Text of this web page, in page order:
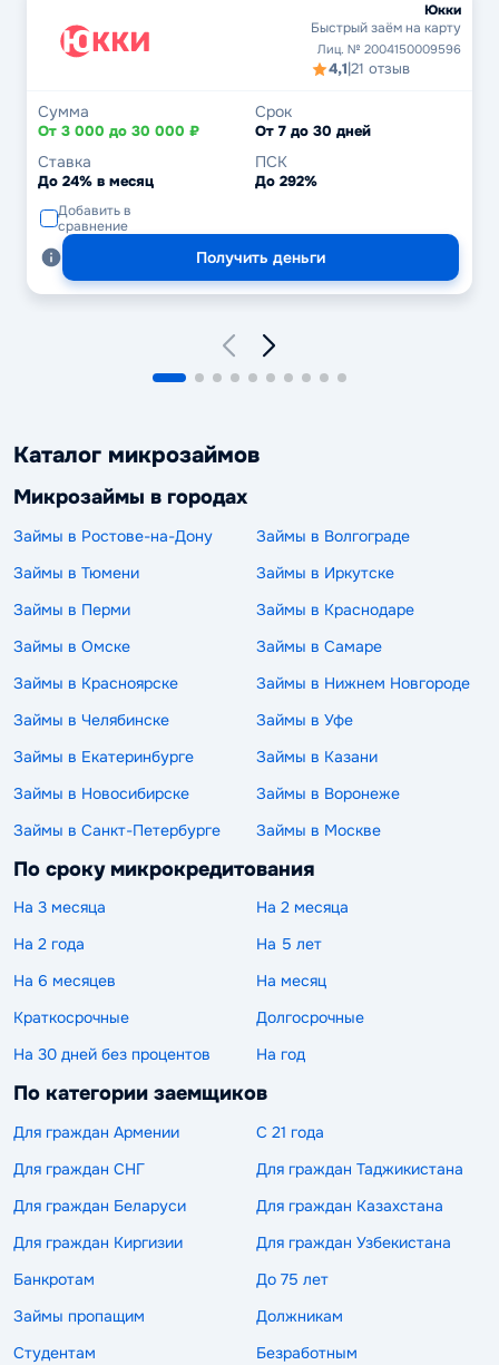
Юкки
Быстрый заём на карту
Лиц. № 2004150009596
4,1|21 отзыв
Сумма
От 3 000 до 30 000 ₽
Срок
От 7 до 30 дней
Ставка
До 24% в месяц
ПСК
До 292%
Добавить в
сравнение
Получить деньги
Каталог микрозаймов
Микрозаймы в городах
Займы в Ростове-на-Дону
Займы в Волгограде
Займы в Тюмени
Займы в Иркутске
Займы в Перми
Займы в Краснодаре
Займы в Омске
Займы в Самаре
Займы в Красноярске
Займы в Нижнем Новгороде
Займы в Челябинске
Займы в Уфе
Займы в Екатеринбурге
Займы в Казани
Займы в Новосибирске
Займы в Воронеже
Займы в Санкт-Петербурге
Займы в Москве
По сроку микрокредитования
На 3 месяца
На 2 месяца
На 2 года
На 5 лет
На 6 месяцев
На месяц
Краткосрочные
Долгосрочные
На 30 дней без процентов
На год
По категории заемщиков
Для граждан Армении
С 21 года
Для граждан СНГ
Для граждан Таджикистана
Для граждан Беларуси
Для граждан Казахстана
Для граждан Киргизии
Для граждан Узбекистана
Банкротам
До 75 лет
Займы пропащим
Должникам
Студентам
Безработным